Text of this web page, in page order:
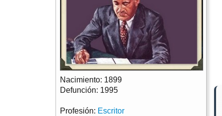
Nacimiento: 1899
Defunción: 1995
Profesión: Escritor